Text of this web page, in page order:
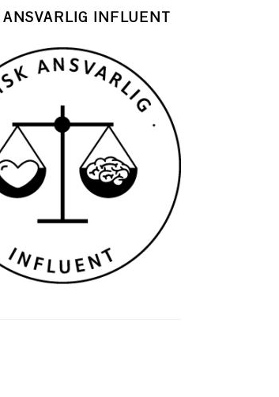
INFLUENT